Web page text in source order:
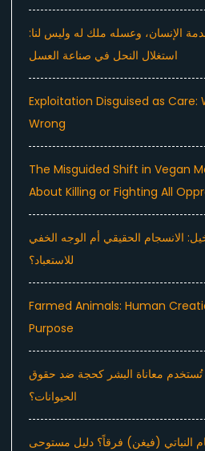
الإنسان، وعسله ملك له وليس لنا:
استغلال النحل في صناعة العسل
Exploitation Disguised as Care:
Wrong
The Misguided Shift in Vegan
About Killing or Fighting All
الانسجام الحقيقي أم الوجه الخفي
للاستعباد؟
Farmed Animals: Human
Purpose
تُستخدم معاناة البشر كحجة ضد حقوق
الحيوانات؟
النباتي (فيغن) فرقاً؟ دليل مستوحى